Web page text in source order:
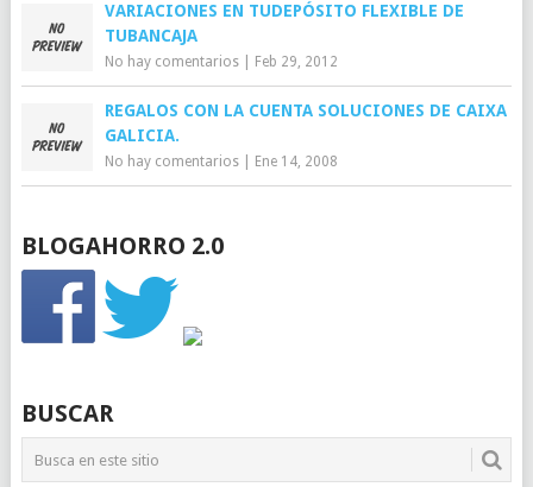
VARIACIONES EN TUDEPÓSITO FLEXIBLE DE
TUBANCAJA
No hay comentarios| Feb 29, 2012
REGALOS CON LA CUENTA SOLUCIONES DE CAIXA
GALICIA.
No hay comentarios| Ene 14, 2008
BLOGAHORRO 2.0
BUSCAR